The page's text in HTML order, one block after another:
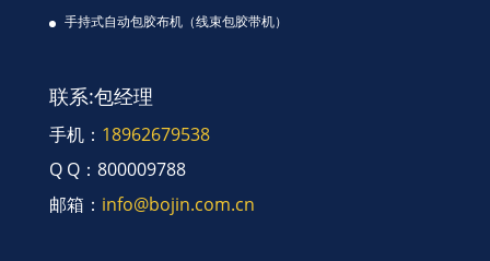
手持式自动包胶布机（线束包胶带机）
联系:包经理
手机： 18962679538
Q Q：800009788
邮箱： info@bojin.com.cn